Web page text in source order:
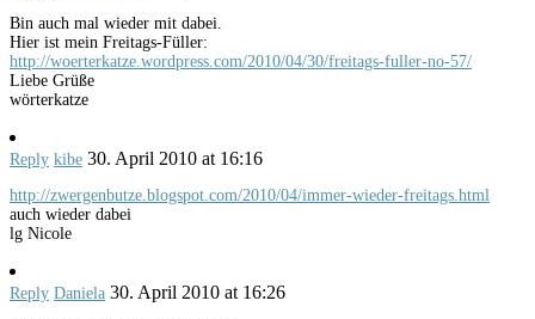
Bin auch mal wieder mit dabei.
Hier ist mein Freitags-Füller:
http://woerterkatze.wordpress.com/2010/04/30/freitags-fuller-no-57/
Liebe Grüße
wörterkatze
Reply kibe 30. April 2010 at 16:16
http://zwergenbutze.blogspot.com/2010/04/immer-wieder-freitags.html
auch wieder dabei
lg Nicole
Reply Daniela 30. April 2010 at 16:26